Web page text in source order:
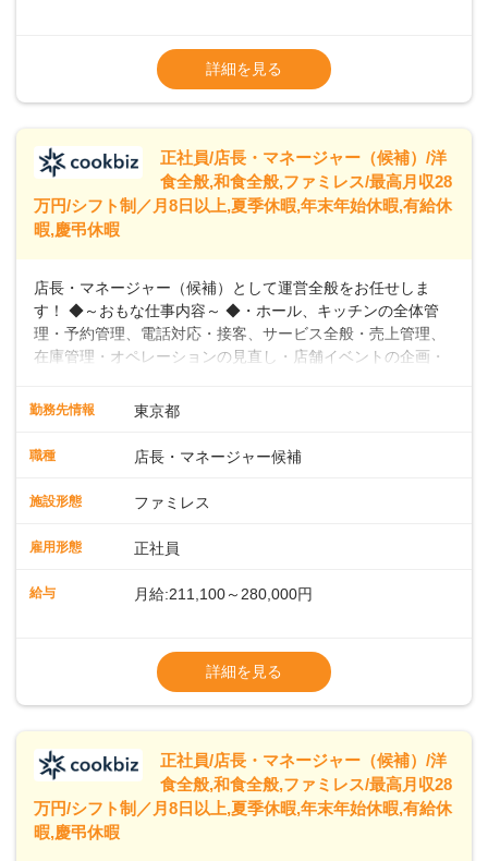
います。私たちは、多様な働き方を提供し、ライフステージ
に合わせた柔軟な勤務時間や働きやすい環境を整えていま
います。
※残業代全額支給
※経験に応じて応相談①ナショナル社員：月
給245,800円～②エリア社員 ：月給
詳細を見る
正社員/店長・マネージャー（候補）/洋
食全般,和食全般,ファミレス/最高月収28
万円/シフト制／月8日以上,夏季休暇,年末年始休暇,有給休
暇,慶弔休暇
店長・マネージャー（候補）として運営全般をお任せしま
す！ ◆～おもな仕事内容～ ◆・ホール、キッチンの全体管
理・予約管理、電話対応・接客、サービス全般・売上管理、
在庫管理・オペレーションの見直し・店舗イベントの企画・
入社後はスキルに合わせた業務からお任せしますので、徐々
向上を目指すDX推進～ ◆すかいらーくのレストランでは、
スタッフの働きやすさをサポートしています。配膳ロボット
や歩行数が約40%も削減されました！また、配膳ロボットに
なDX（デジタルトランスフォーメーション）の取り組みを進
います。私たちは、多様な働き方を提供し、ライフステージ
に合わせた柔軟な勤務時間や働きやすい環境を整えていま
います。
勤務先情報 東京都
職種 店長・マネージャー候補
施設形態 ファミレス
雇用形態 正社員
給与 月給:211,100～280,000円
※残業代全額支給
※経験に応じて応相談①ナショナル社員：月
給245,800円～②エリア社員 ：月給
詳細を見る
正社員/店長・マネージャー（候補）/洋
食全般,和食全般,ファミレス/最高月収28
万円/シフト制／月8日以上,夏季休暇,年末年始休暇,有給休
暇,慶弔休暇